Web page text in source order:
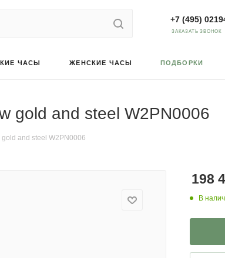
+7 (495)
ЗАКАЗАТЬ ЗВОНОК
ЧАСЫ ЖЕНСКИЕ ЧАСЫ ПОДБОРКИ
gold and steel W2PN0006
and steel W2PN0006
198
В